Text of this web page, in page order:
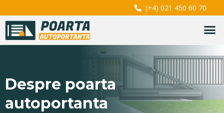
(+4) 021 450 60 70
Despre poarta
autoportanta